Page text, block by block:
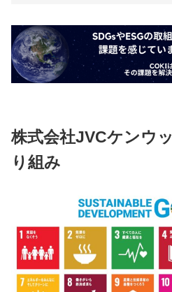
株式会社JVCケンウ
り組み